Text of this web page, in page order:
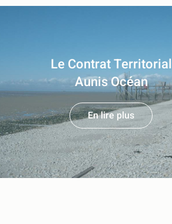
Le Contrat Territorial
Aunis Océan
En lire plus